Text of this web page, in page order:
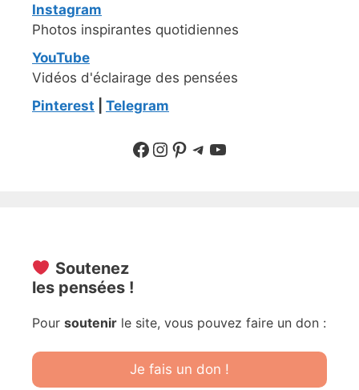
Instagram
Photos inspirantes quotidiennes
YouTube
Vidéos d'éclairage des pensées
Pinterest
Telegram
Suivre sur Facebook
Suivre sur Instagram
Pinterest
Sur Telegram
YouTube
Soutenez
les pensées !
Pour soutenir le site, vous pouvez faire un don :
Je fais un don !